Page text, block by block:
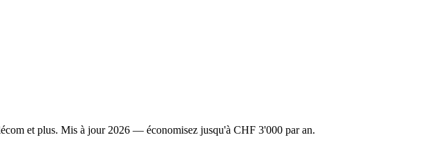
et plus. Mis à jour 2026 — économisez jusqu'à CHF 3'000 par an.